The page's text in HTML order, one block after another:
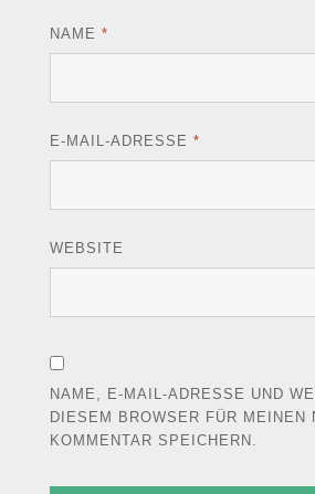
NAME *
E-MAIL-ADRESSE *
WEBSITE
NAME, E-MAIL-ADRESSE UND
DIESEM BROWSER FÜR MEINEN
KOMMENTAR SPEICHERN.